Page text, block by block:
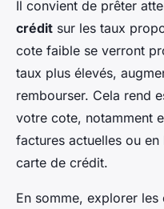
Il convient de prêter
crédit sur les taux
cote faible se verront
taux plus élevés,
rembourser. Cela rend
votre cote, notamment
factures actuelles ou
carte de crédit.
En somme, explorer